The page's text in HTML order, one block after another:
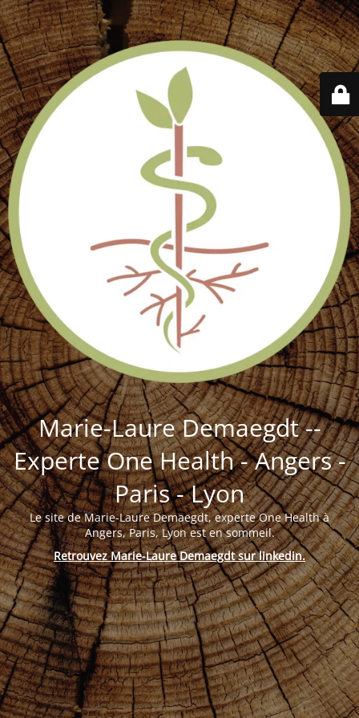
Marie-Laure Demaegdt --
Experte One Health - Angers -
Paris - Lyon
Le site de Marie-Laure Demaegdt, experte One Health à
Angers, Paris, Lyon est en sommeil.
Retrouvez Marie-Laure Demaegdt sur linkedin.